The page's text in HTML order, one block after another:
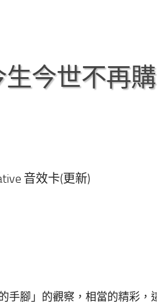
生今世不再
音效卡(更新)
手腳」的觀察，相當的精彩，